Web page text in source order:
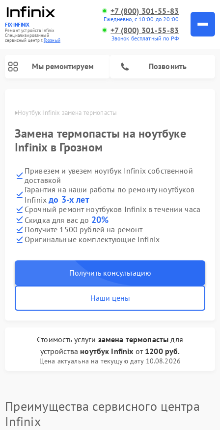
FIX-INFINIX
Ремонт устройств Infinix
Специализированный
cервисный центр г.Грозный
+7 (800) 301-55-83
Ежедневно, с 10:00 до 20:00
+7 (800) 301-55-83
Звонок бесплатный по РФ
Мы ремонтируем Позвонить
Ноутбук Infinix замена термопасты
Замена термопасты на ноутбуке
Infinix в Грозном
Привезем и увезем ноутбук Infinix собственной
доставкой
Гарантия на наши работы по ремонту ноутбуков
Infinixдо 3-х лет
Срочный ремонт ноутбуков Infinix в течении часа
Скидка для вас до 20%
Получите 1500 рублей на ремонт
Оригинальные комплектующие Infinix
Получить консультацию
Наши цены
Стоимость услуги замена термопасты для
устройства ноутбук Infinix от 1200 руб.
Цена актуальна на текущую дату 10.08.2026
Преимущества сервисного центра
Infinix